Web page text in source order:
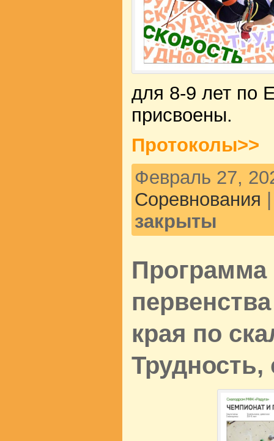
для 8-9 лет по
присвоены.
Протоколы>>
Февраль 27,
Соревнования
закрыты
Программа
края по
Трудность,